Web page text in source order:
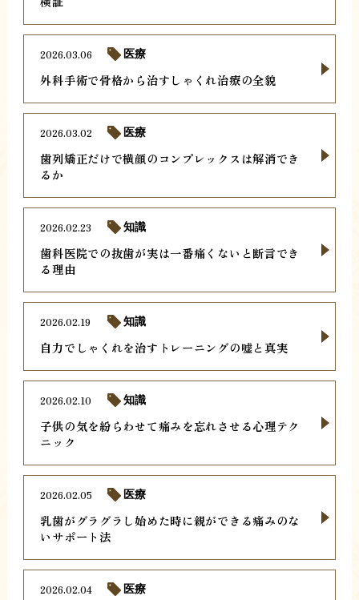
外科手術で骨格から治すしゃくれ治療の全貌
2026.03.06 医療
歯列矯正だけで横顔のコンプレックスは解消でき
るか
2026.03.02 医療
歯科医院での抜歯が実は一番痛くないと断言でき
る理由
2026.02.23 知識
自力でしゃくれを治すトレーニングの嘘と真実
2026.02.19 知識
子供の気を紛らわせて痛みを忘れさせる心理テク
ニック
2026.02.10 知識
乳歯がグラグラし始めた時に親ができる痛みのな
いサポート法
2026.02.05 医療
2026.02.04 医療